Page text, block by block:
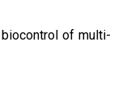
of multi-